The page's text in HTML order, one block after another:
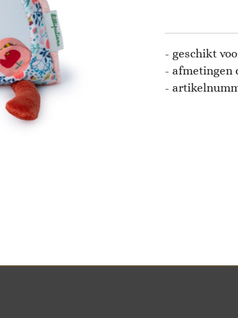
- geschikt
- afmetingen
-